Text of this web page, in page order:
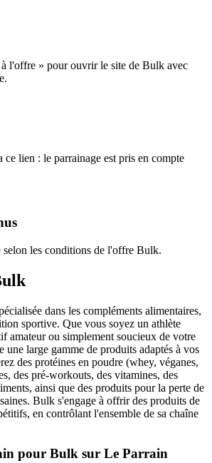
l'offre » pour ouvrir le site de Bulk avec
ce lien : le parrainage est pris en compte
selon les conditions de l'offre Bulk.
dans les compléments alimentaires,
sportive. Que vous soyez un athlète
amateur ou simplement soucieux de votre
une large gamme de produits adaptés à vos
des protéines en poudre (whey, véganes,
des pré-workouts, des vitamines, des
ainsi que des produits pour la perte de
Bulk s'engage à offrir des produits de
en contrôlant l'ensemble de sa chaîne
pour Bulk sur Le Parrain